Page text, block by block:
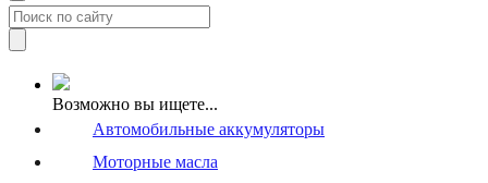
Возможно вы ищете...
Автомобильные аккумуляторы
Моторные масла